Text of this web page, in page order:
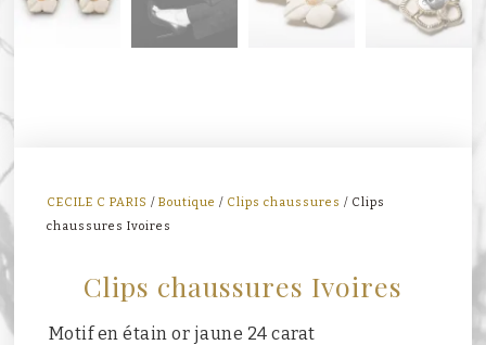
CECILE C PARIS /Boutique / Clips chaussures / Clips
chaussures Ivoires
Clips chaussures Ivoires
Motif en étain or jaune 24 carat